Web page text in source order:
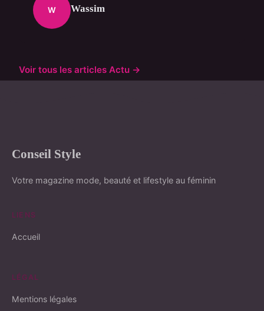
W Wassim
Voir tous les articles Actu →
Conseil Style
Votre magazine mode, beauté et lifestyle au féminin
LIENS
Accueil
LÉGAL
Mentions légales